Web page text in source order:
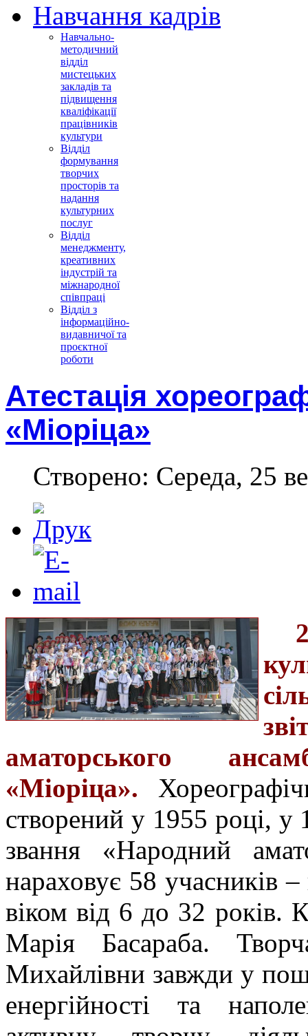
Навчання кадрів
Навчально-
методичний
відділ
мистецьких
закладів та
підвищення
кваліфікації
працівників
культури
Відділ
формування
творчих
просторів та
надання
культурних
послуг
Відділ
менеджменту,
креативних
індустрій та
міжнародної
співпраці
Відділ з
інформаційно-
видавничої та
проєктної
роботи
Атестація
«Міоріца»
Створено: Середа, 25
аматорського
«Міоріца».
створений у 1955 році, у
звання «Народний
нараховує 58 учасників
віком від 6 до 32 років.
Марія Басараба.
Михайлівни завжди у
енергійності та